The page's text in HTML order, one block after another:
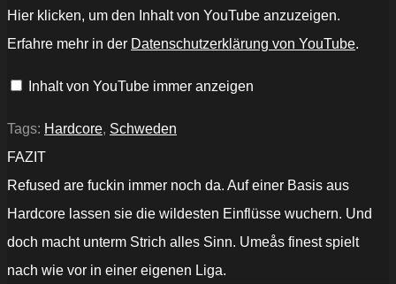
„Refused
-
von
Hier klicken, um den Inhalt von YouTube anzuzeigen.
Erfahre mehr in der Datenschutzerklärung von YouTube.
Inhalt von YouTube immer anzeigen
Tags: Hardcore, Schweden
FAZIT
Refused are fuckin immer noch da. Auf einer Basis aus
Hardcore lassen sie die wildesten Einflüsse wuchern. Und
doch macht unterm Strich alles Sinn. Umeås finest spielt
nach wie vor in einer eigenen Liga.